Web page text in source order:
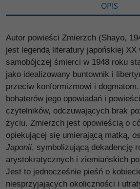
OPIS
Autor powieści Zmierzch (Shayo,
jest legendą literatury japońskiej XX
samobójczej śmierci w 1948 roku
jako idealizowany buntownik i
przeciw konformizmowi i
bohaterów jego opowiadań i
czytelników, odczuwających brak
życiu. Zmierzch jest opowieścią o
opiekującej się umierającą matką,
Japonii, symbolizującą dekadencję
arystokratycznych i ziemiańskich
Jest to jednocześnie pieśń o
niesprzyjających okoliczności i